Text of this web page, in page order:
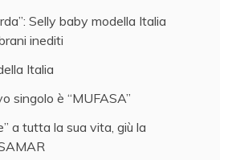
Selly baby modella Italia
inediti
Italia
singolo è “MUFASA”
a tutta la sua vita, giù la